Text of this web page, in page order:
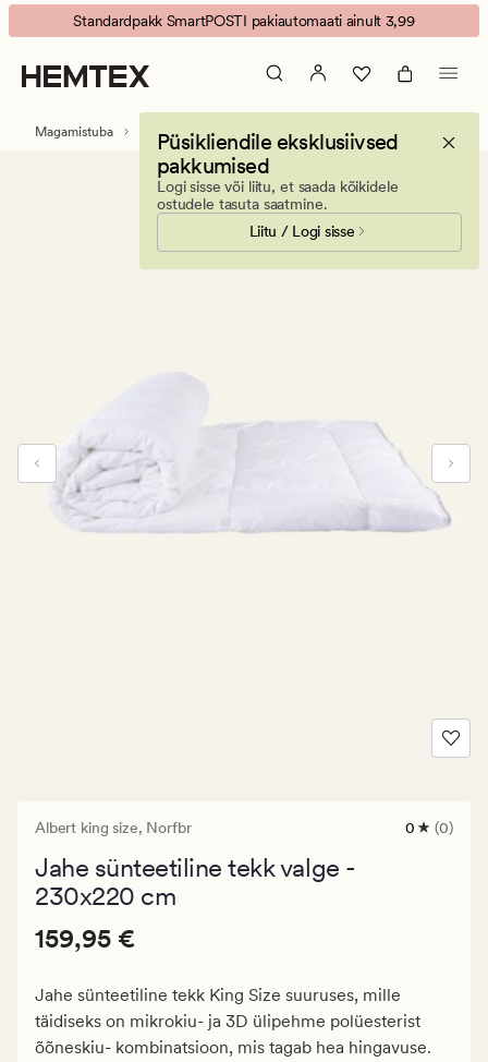
Albert
king
size
jahe
Animated
banner.
Press
ESCAPE
Standardpakk SmartPOSTI pakiautomaati ainult 3,99
Püsikliendile eksklusiivsed
pakkumised
Logi sisse või liitu, et saada kõikidele
ostudele tasuta saatmine.
Liitu / Logi sisse
Magamistuba Tekid Sünteetilised tekid
Albert king size, Norfbr
0
0 (0)
Jahe sünteetiline tekk valge -
230x220 cm
Pris_ee
159,95
Vanlig
Pris_ee 159,95 €
159,95 €
Jahe sünteetiline tekk King Size suuruses, mille
täidiseks on mikrokiu- ja 3D ülipehme polüesterist
õõneskiu- kombinatsioon, mis tagab hea hingavuse.